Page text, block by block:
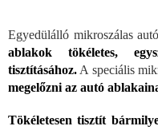
Egyedülálló mikroszálas
ablakok tökéletes,
tisztításához. A speciális
megelőzni az autó
Tökéletesen tisztít